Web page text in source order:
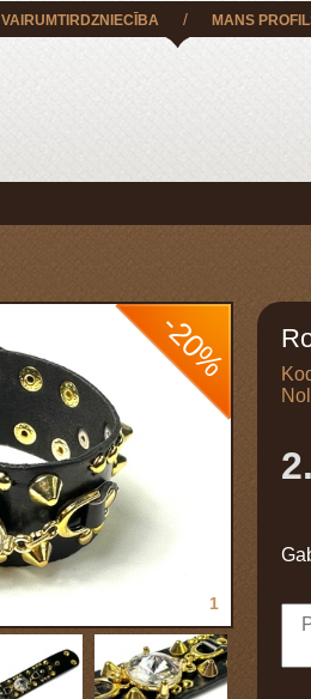
VAIRUMTIRDZNIECĪBA / MANS
1
-20%